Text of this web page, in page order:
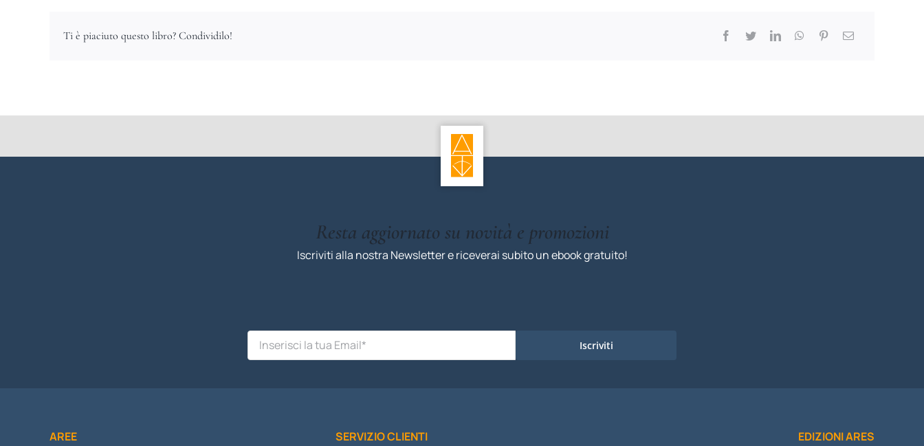
Ti è piaciuto questo libro? Condividilo!
Resta aggiornato su novità e promozioni
Iscriviti alla nostra Newsletter e riceverai subito un ebook gratuito!
Iscriviti
AREE SERVIZIO CLIENTI EDIZIONI ARES